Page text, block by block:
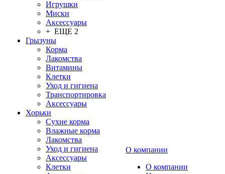
Игрушки
Миски
Аксессуары
+ ЕЩЕ 2
Грызуны
Корма
Лакомства
Витамины
Клетки
Уход и гигиена
Транспортировка
Аксессуары
Хорьки
Сухие корма
Влажные корма
Лакомства
Уход и гигиена
Аксессуары
Клетки
О компании
О компании